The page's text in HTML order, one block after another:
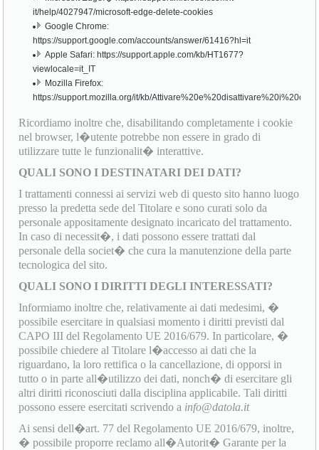
it/help/4027947/microsoft-edge-delete-cookies
Google Chrome:
https://support.google.com/accounts/answer/61416?hl=it
Apple Safari: https://support.apple.com/kb/HT1677?
viewlocale=it_IT
Mozilla Firefox:
https://support.mozilla.org/it/kb/
Ricordiamo inoltre che, disabilitando completamente i cookie
nel browser, l�utente potrebbe non essere in grado di
utilizzare tutte le funzionalit� interattive.
QUALI SONO I DESTINATARI DEI DATI?
I trattamenti connessi ai servizi web di questo sito hanno luogo
presso la predetta sede del Titolare e sono curati solo da
personale appositamente designato incaricato del trattamento.
In caso di necessit�, i dati possono essere trattati dal
personale della societ� che cura la manutenzione della parte
tecnologica del sito.
QUALI SONO I DIRITTI DEGLI INTERESSATI?
Informiamo inoltre che, relativamente ai dati medesimi, �
possibile esercitare in qualsiasi momento i diritti previsti dal
CAPO III del Regolamento UE 2016/679. In particolare, �
possibile chiedere al Titolare l�accesso ai dati che la
riguardano, la loro rettifica o la cancellazione, di opporsi in
tutto o in parte all�utilizzo dei dati, nonch� di esercitare gli
altri diritti riconosciuti dalla disciplina applicabile. Tali diritti
possono essere esercitati scrivendo a info@datola.it
Ai sensi dell�art. 77 del Regolamento UE 2016/679, inoltre,
� possibile proporre reclamo all�Autorit� Garante per la